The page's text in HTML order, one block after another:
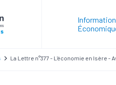
La Lettre n°377 - L'économie en Isère -